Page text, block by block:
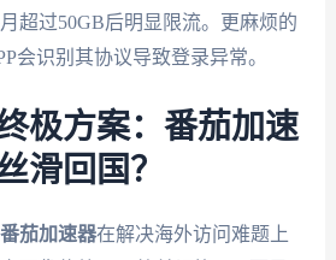
超过50GB后明显限流。更麻烦的
会识别其协议导致登录异常。
极方案：番茄加速
滑回国？
番茄加速器在解决海外访问难题上